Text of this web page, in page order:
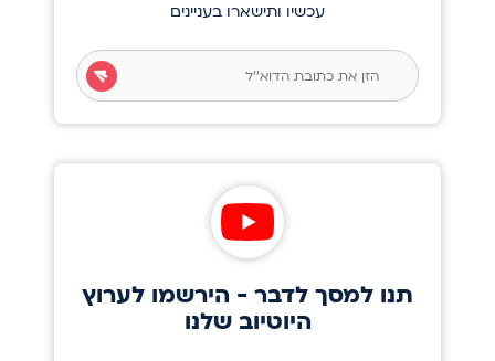
עכשיו ותישארו בעניינים
תנו למסך לדבר - הירשמו לערוץ
היוטיוב שלנו